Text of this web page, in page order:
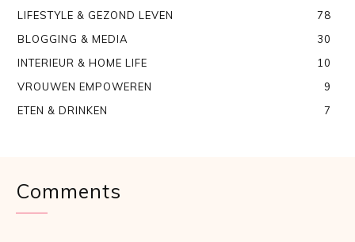
LIFESTYLE & GEZOND LEVEN
78
BLOGGING & MEDIA
30
INTERIEUR & HOME LIFE
10
VROUWEN EMPOWEREN
9
ETEN & DRINKEN
7
Comments